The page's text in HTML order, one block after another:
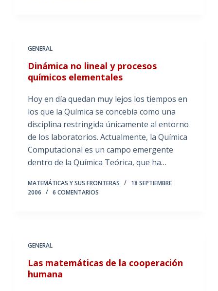
GENERAL
Dinámica no lineal y procesos
químicos elementales
Hoy en día quedan muy lejos los tiempos en
los que la Química se concebía como una
disciplina restringida únicamente al entorno
de los laboratorios. Actualmente, la Química
Computacional es un campo emergente
dentro de la Química Teórica, que ha…
MATEMÁTICAS Y SUS FRONTERAS
18 SEPTIEMBRE
2006
6 COMENTARIOS
GENERAL
Las matemáticas de la cooperación
humana